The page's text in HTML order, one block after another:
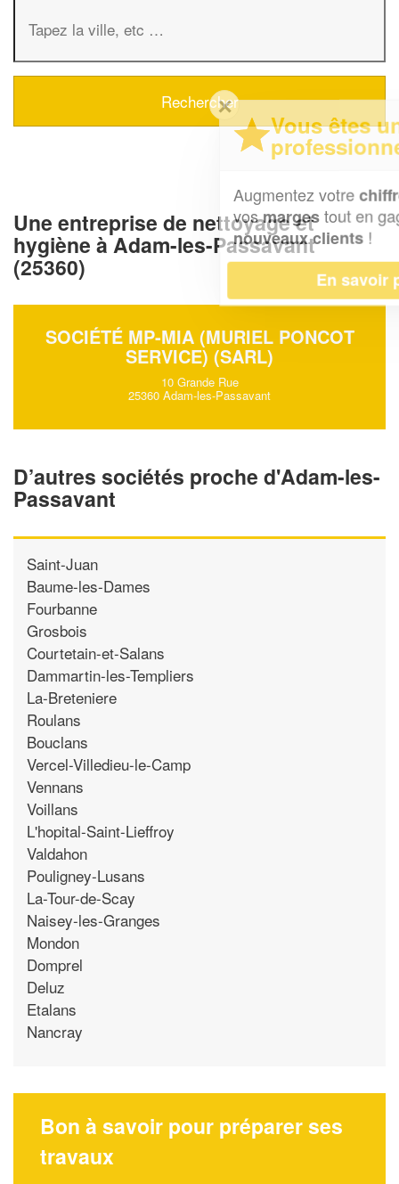
Une entreprise de nettoyage et
hygiène à Adam-les-Passavant
(25360)
SOCIÉTÉ MP-MIA (MURIEL PONCOT
SERVICE) (SARL)
10 Grande Rue
25360 Adam-les-Passavant
D’autres sociétés proche d'Adam-les-
Passavant
Saint-Juan
Baume-les-Dames
Fourbanne
Grosbois
Courtetain-et-Salans
Dammartin-les-Templiers
La-Breteniere
Roulans
Bouclans
Vercel-Villedieu-le-Camp
Vennans
Voillans
L'hopital-Saint-Lieffroy
Valdahon
Pouligney-Lusans
La-Tour-de-Scay
Naisey-les-Granges
Mondon
Domprel
Deluz
Etalans
Nancray
Bon à savoir pour préparer ses
travaux
Vous êtes un
professionnel ?
Augmentez votrechiffre d'affaireset
vosmargestout en gagnant de
nouveaux clients!